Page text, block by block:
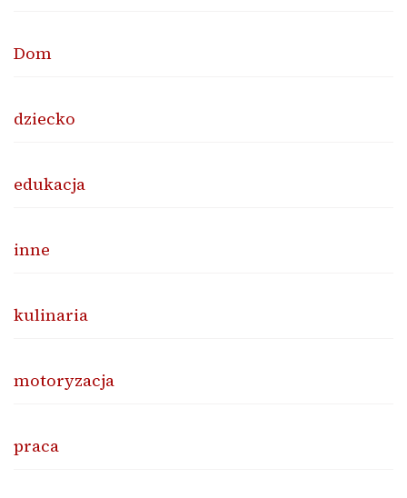
Dom
dziecko
edukacja
inne
kulinaria
motoryzacja
praca